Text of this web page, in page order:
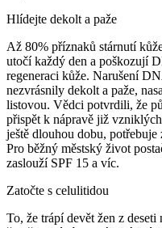
Hlídejte dekolt a paže
Až 80% příznaků stárnutí
utočí každý den a poškozují
regeneraci kůže. Narušení
nezvrásnily dekolt a paže,
listovou. Vědci potvrdili, že
přispět k nápravě již
ještě dlouhou dobu,
Pro běžný městský život
zaslouží SPF 15 a víc.
Zatočte s celulitidou
To, že trápí devět žen z